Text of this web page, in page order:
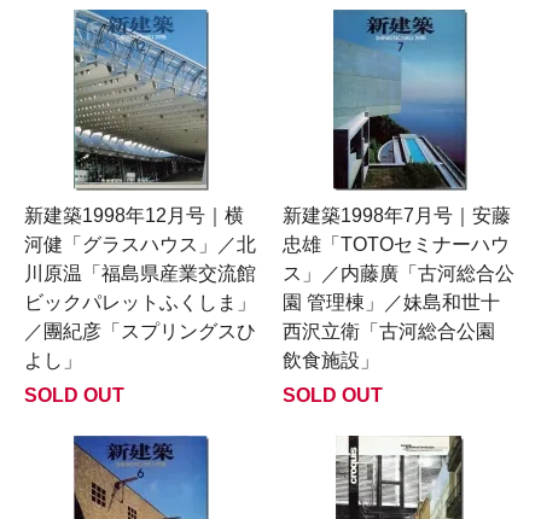
新建築1998年12月号｜横
河健「グラスハウス」／北
川原温「福島県産業交流館
ビックパレットふくしま」
／團紀彦「スプリングスひ
よし」
SOLD OUT
新建築1998年7月号｜安藤
忠雄「TOTOセミナーハウ
ス」／内藤廣「古河総合公
園 管理棟」／妹島和世十
西沢立衛「古河総合公園
飲食施設」
SOLD OUT